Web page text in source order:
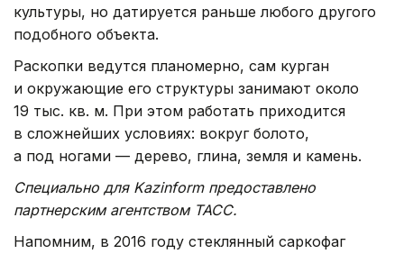
культуры, но датируется раньше любого другого
подобного объекта.
Раскопки ведутся планомерно, сам курган
и окружающие его структуры занимают около
19 тыс. кв. м. При этом работать приходится
в сложнейших условиях: вокруг болото,
а под ногами — дерево, глина, земля и камень.
Специально для Kazinform предоставлено
партнерским агентством ТАСС.
Напомним, в 2016 году стеклянный саркофаг